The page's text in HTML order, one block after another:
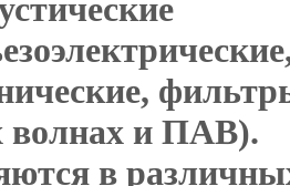
волнах и ПАВ).
в